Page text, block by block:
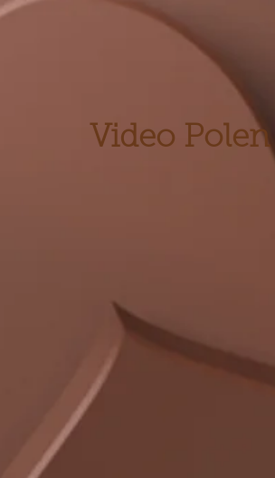
Video Polen